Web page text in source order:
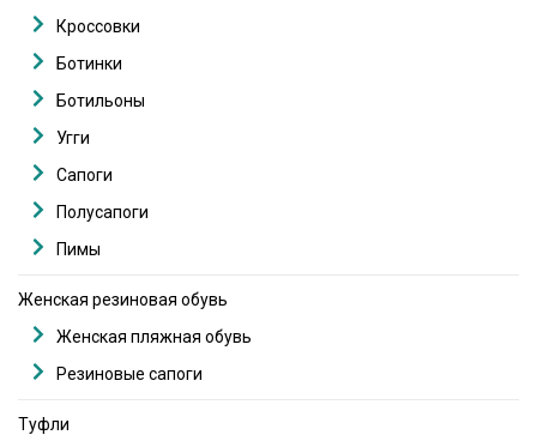
Кроссовки
Ботинки
Ботильоны
Угги
Сапоги
Полусапоги
Пимы
Женская резиновая обувь
Женская пляжная обувь
Резиновые сапоги
Туфли